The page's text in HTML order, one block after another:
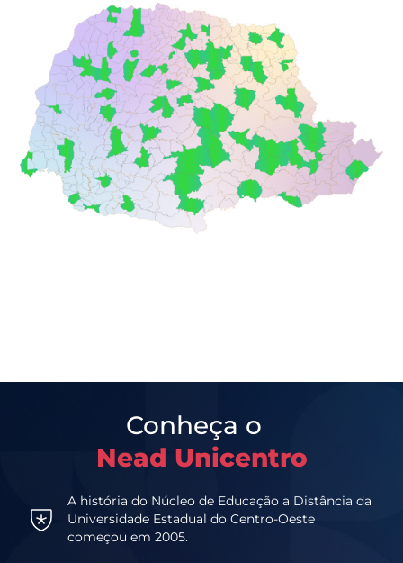
Conheça o
Nead Unicentro
A história do Núcleo de Educação a Distância da
Universidade Estadual do Centro-Oeste
começou em 2005.